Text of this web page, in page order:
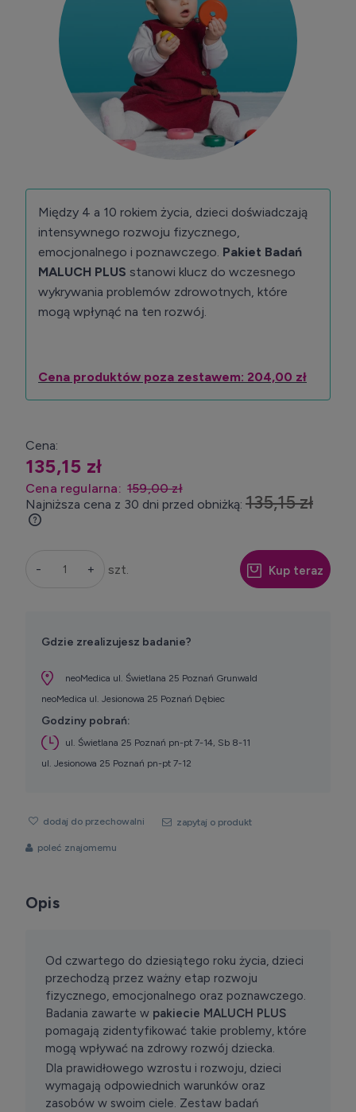
Między 4 a 10 rokiem życia, dzieci doświadczają
intensywnego rozwoju fizycznego,
emocjonalnego i poznawczego. Pakiet Badań
MALUCH PLUS stanowi klucz do wczesnego
wykrywania problemów zdrowotnych, które
mogą wpłynąć na ten rozwój.
Cena produktów poza zestawem: 204,00 zł
Cena:
135,15 zł
Cena regularna: 159,00 zł
Najniższa cena z 30 dni przed obniżką: 135,15 zł
momentu, kiedy produkt pojawił się w
+
- szt. Kup teraz
Gdzie zrealizujesz badanie?
neoMedica ul. Świetlana 25 Poznań Grunwald
neoMedica ul. Jesionowa 25 Poznań Dębiec
Godziny pobrań:
ul. Świetlana 25 Poznań pn-pt 7-14, Sb 8-11
ul. Jesionowa 25 Poznań pn-pt 7-12
dodaj do przechowalni zapytaj o produkt
poleć znajomemu
Opis
Od czwartego do dziesiątego roku życia, dzieci
przechodzą przez ważny etap rozwoju
fizycznego, emocjonalnego oraz poznawczego.
Badania zawarte w pakiecie MALUCH PLUS
pomagają zidentyfikować takie problemy, które
mogą wpływać na zdrowy rozwój dziecka.
Dla prawidłowego wzrostu i rozwoju, dzieci
wymagają odpowiednich warunków oraz
zasobów w swoim ciele. Zestaw badań